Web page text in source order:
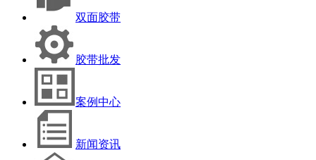
双面胶带
胶带批发
案例中心
新闻资讯